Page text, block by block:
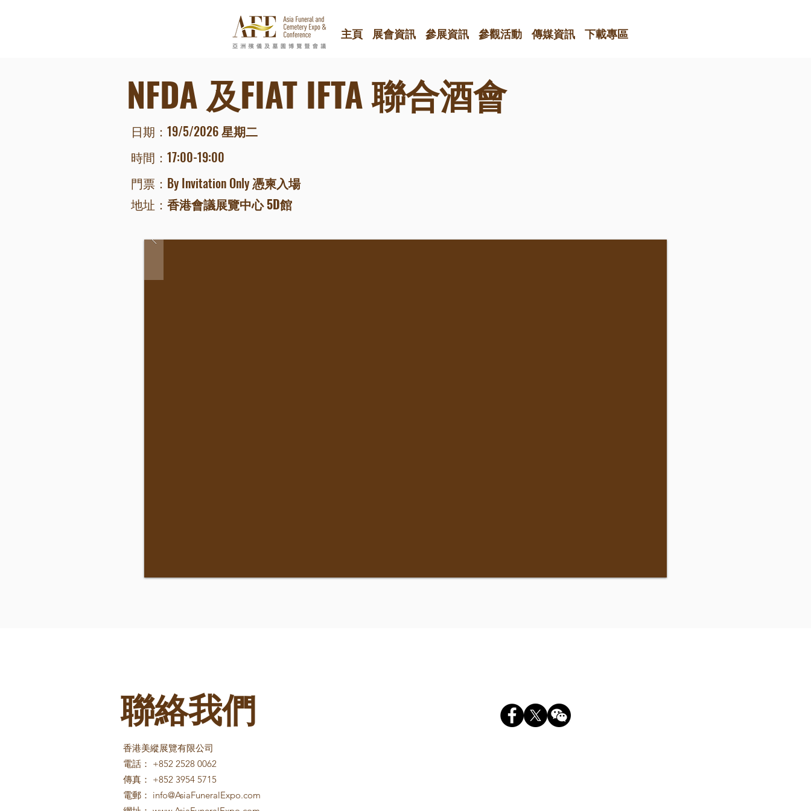
主頁 展會資訊 參展資訊 參觀活動 傳媒資訊 下載專區
NFDA 及FIAT IFTA 聯合酒會
日期：19/5/2026星期二
時間：17:00-19:00
門票： By Invitation Only憑柬入場
​地址： 香港會議展覽中心 5D館
聯絡我們
香港美縱展覽有限公司
電話： +852 2528 0062
傳真： +852 3954 5715
電郵： info@AsiaFuneralExpo.com